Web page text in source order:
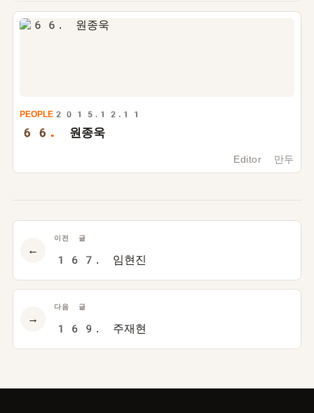
PEOPLE 2015.12.11
66. 원종욱
Editor 만두
←
이전 글
167. 임현진
다음 글
169. 주재현
→